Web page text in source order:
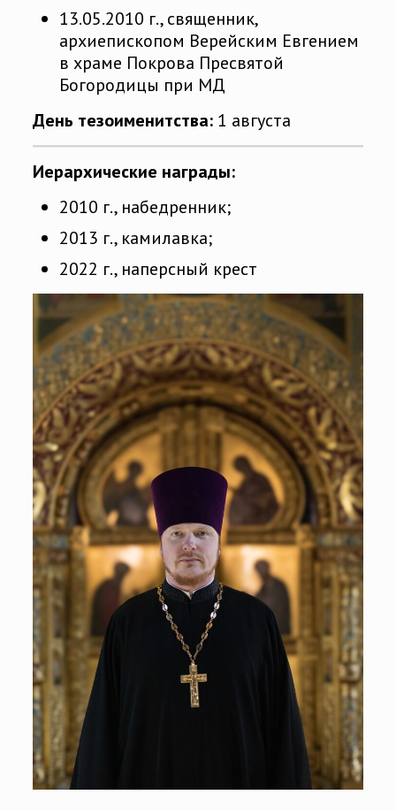
13.05.2010 г., священник,
архиепископом Верейским Евгением
в храме Покрова Пресвятой
Богородицы при МД
День тезоименитства:1 августа
Иерархические награды:
2010 г., набедренник;
2013 г., камилавка;
2022 г., наперсный крест